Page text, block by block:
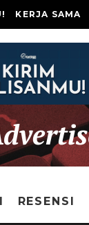
KERJA SAMA
RESENSI